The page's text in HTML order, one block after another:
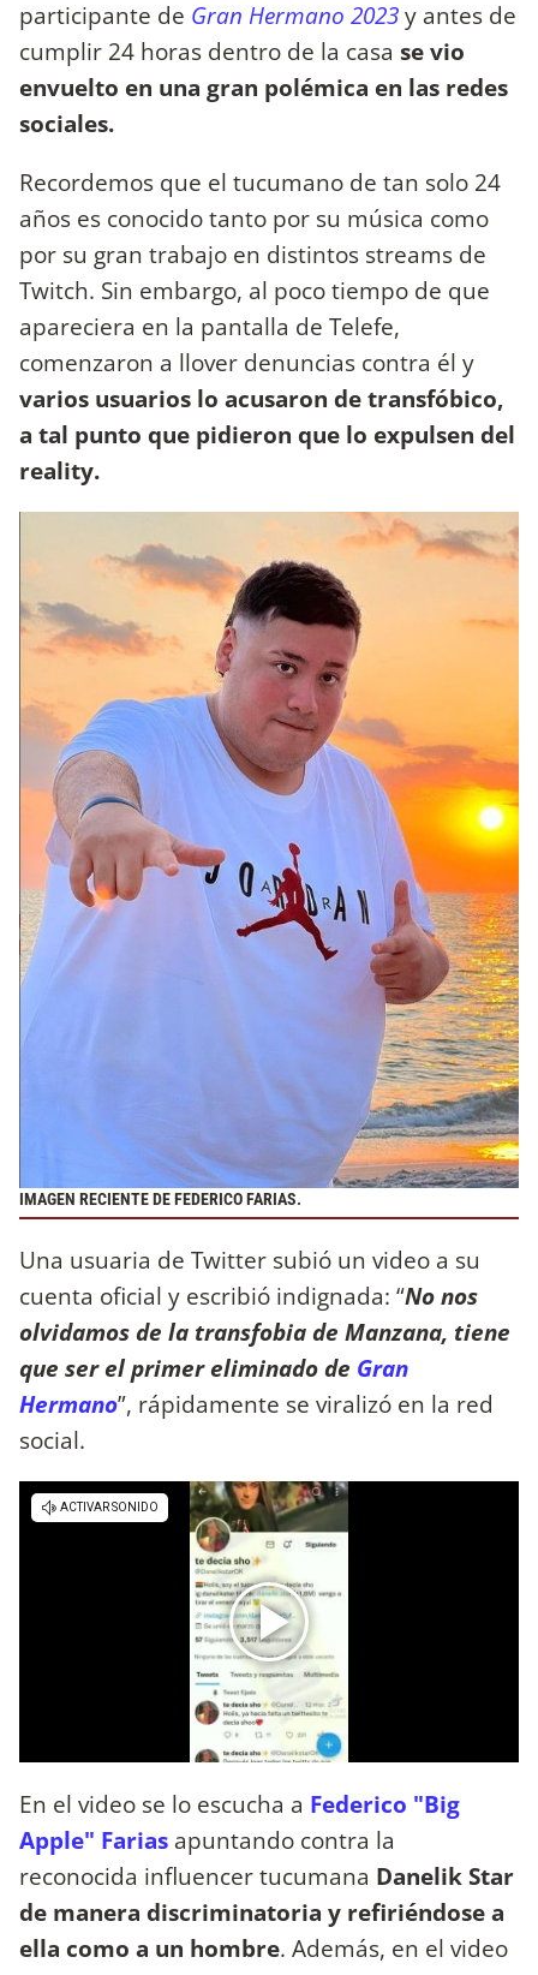
participante de Gran Hermano 2023y antes de
cumplir 24 horas dentro de la casa se vio
envuelto en una gran polémica en las redes
sociales.
Recordemos que el tucumano de tan solo 24
años es conocido tanto por su música como
por su gran trabajo en distintos streams de
Twitch. Sin embargo, al poco tiempo de que
apareciera en la pantalla de Telefe,
comenzaron a llover denuncias contra él y
varios usuarios lo acusaron de transfóbico,
a tal punto que pidieron que lo expulsen del
reality.
IMAGEN RECIENTE DE FEDERICO FARIAS.
Una usuaria de Twitter subió un video a su
cuenta oficial y escribió indignada: “No nos
olvidamos de la transfobia de Manzana, tiene
que ser el primer eliminado de Gran
Hermano”, rápidamente se viralizó en la red
social.
En el video se lo escucha a Federico "Big
Apple" Farias apuntando contra la
reconocida influencer tucumana Danelik Star
de manera discriminatoria y refiriéndose a
ella como a un hombre. Además, en el video